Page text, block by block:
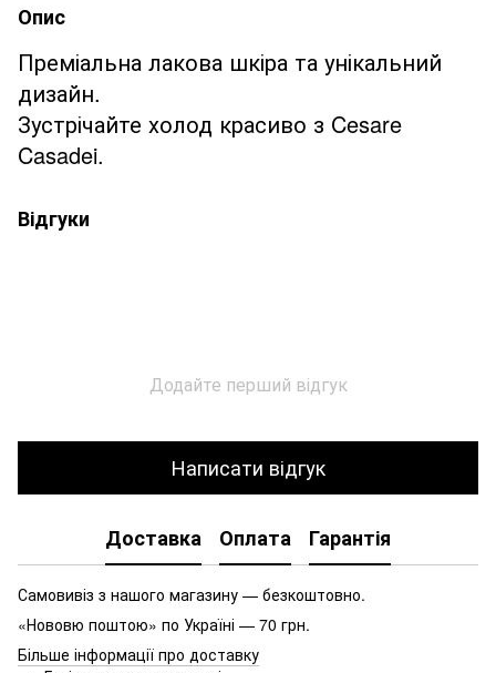
Опис
Преміальна лакова шкіра та унікальний
дизайн.
Зустрічайте холод красиво з Cesare
Casadei.
Відгуки
Додайте перший відгук
Написати відгук
Доставка Оплата Гарантія
Самовивіз з нашого магазину — безкоштовно.
«Нововю поштою» по Україні — 70 грн.
Більше інформації про доставку